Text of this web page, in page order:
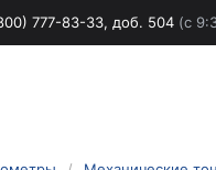
777-83-33, доб. 504 (с